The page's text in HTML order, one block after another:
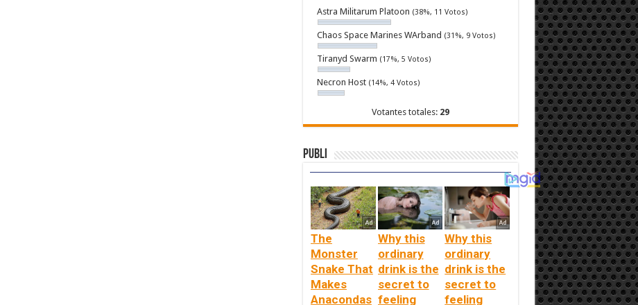
Astra Militarum Platoon (38%, 11 Votos)
Chaos Space Marines WArband (31%, 9 Votos)
Tiranyd Swarm (17%, 5 Votos)
Necron Host (14%, 4 Votos)
Votantes totales: 29
Publi
The
Monster
Snake That
Makes
Anacondas
Why this
ordinary
drink is the
secret to
feeling
Why this
ordinary
drink is the
secret to
feeling